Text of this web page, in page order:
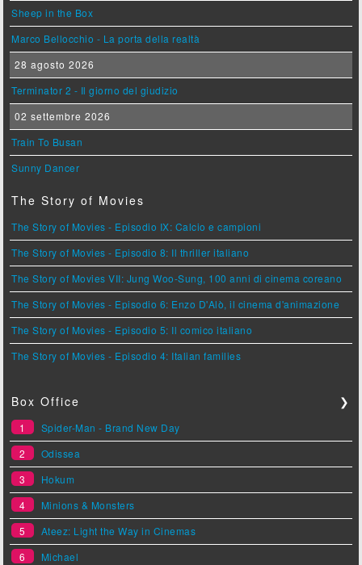
Sheep in the Box
Marco Bellocchio - La porta della realtà
28 agosto 2026
Terminator 2 - Il giorno del giudizio
02 settembre 2026
Train To Busan
Sunny Dancer
The Story of Movies
The Story of Movies - Episodio IX: Calcio e campioni
The Story of Movies - Episodio 8: Il thriller italiano
The Story of Movies VII: Jung Woo-Sung, 100 anni di cinema coreano
The Story of Movies - Episodio 6: Enzo D'Alò, il cinema d'animazione
The Story of Movies - Episodio 5: Il comico italiano
The Story of Movies - Episodio 4: Italian families
Box Office ❯
1
Spider-Man - Brand New Day
2
Odissea
3
Hokum
4
Minions & Monsters
5
Ateez: Light the Way in Cinemas
6
Michael